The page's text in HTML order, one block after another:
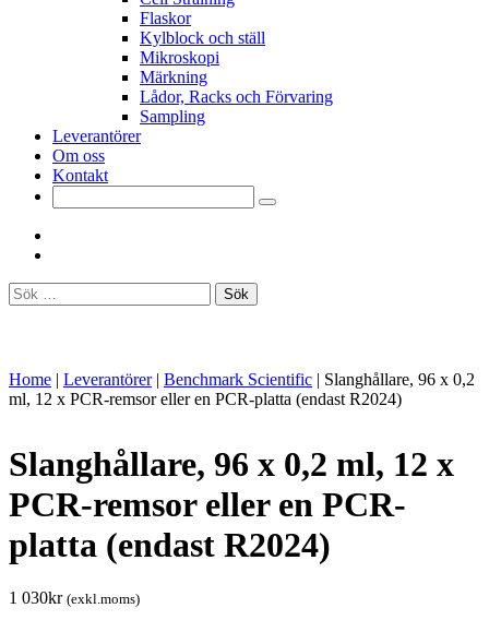
Flaskor
Kylblock och ställ
Mikroskopi
Märkning
Lådor, Racks och Förvaring
Sampling
Leverantörer
Om oss
Kontakt
Sök
efter:
Home | Leverantörer | Benchmark Scientific | Slanghållare, 96 x 0,2
ml, 12 x PCR-remsor eller en PCR-platta (endast R2024)
Slanghållare, 96 x 0,2 ml, 12 x
PCR-remsor eller en PCR-
platta (endast R2024)
1 030kr (exkl.moms)